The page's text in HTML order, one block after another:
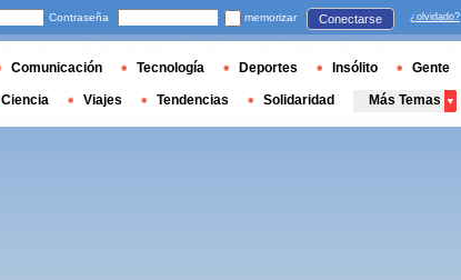
Contraseña memorizar Conectarse ¿olvidado?
Comunicación Tecnología Deportes Insólito Gente
Ciencia Viajes Tendencias Solidaridad Más Temas